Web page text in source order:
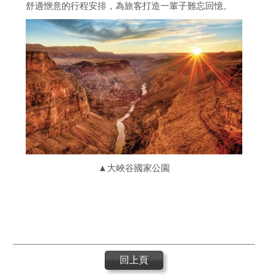
舒適愜意的行程安排，為旅客打造一輩子難忘回憶。
▲大峽谷國家公園
回上頁